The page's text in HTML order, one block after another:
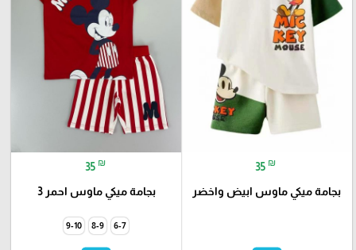
35 ₪
بجامة ميكي ماوس ابيض واخضر
35 ₪
بجامة ميكي ماوس احمر 3
6-7
8-9
9-10